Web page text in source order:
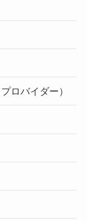
ロバイダー）